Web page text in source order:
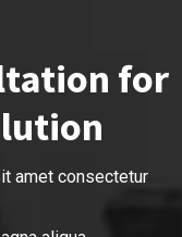
for
amet consectetur